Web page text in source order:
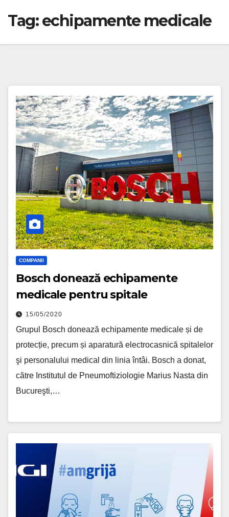
Tag:echipamente medicale
COMPANII
Bosch donează echipamente
medicale pentru spitale
15/05/2020
Grupul Bosch donează echipamente medicale și de
protecție, precum și aparatură electrocasnică spitalelor
şi personalului medical din linia întâi. Bosch a donat,
către Institutul de Pneumoftiziologie Marius Nasta din
Bucureşti,…